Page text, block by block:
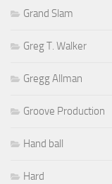
Grand Slam
Greg T. Walker
Gregg Allman
Groove Production
Hand ball
Hard